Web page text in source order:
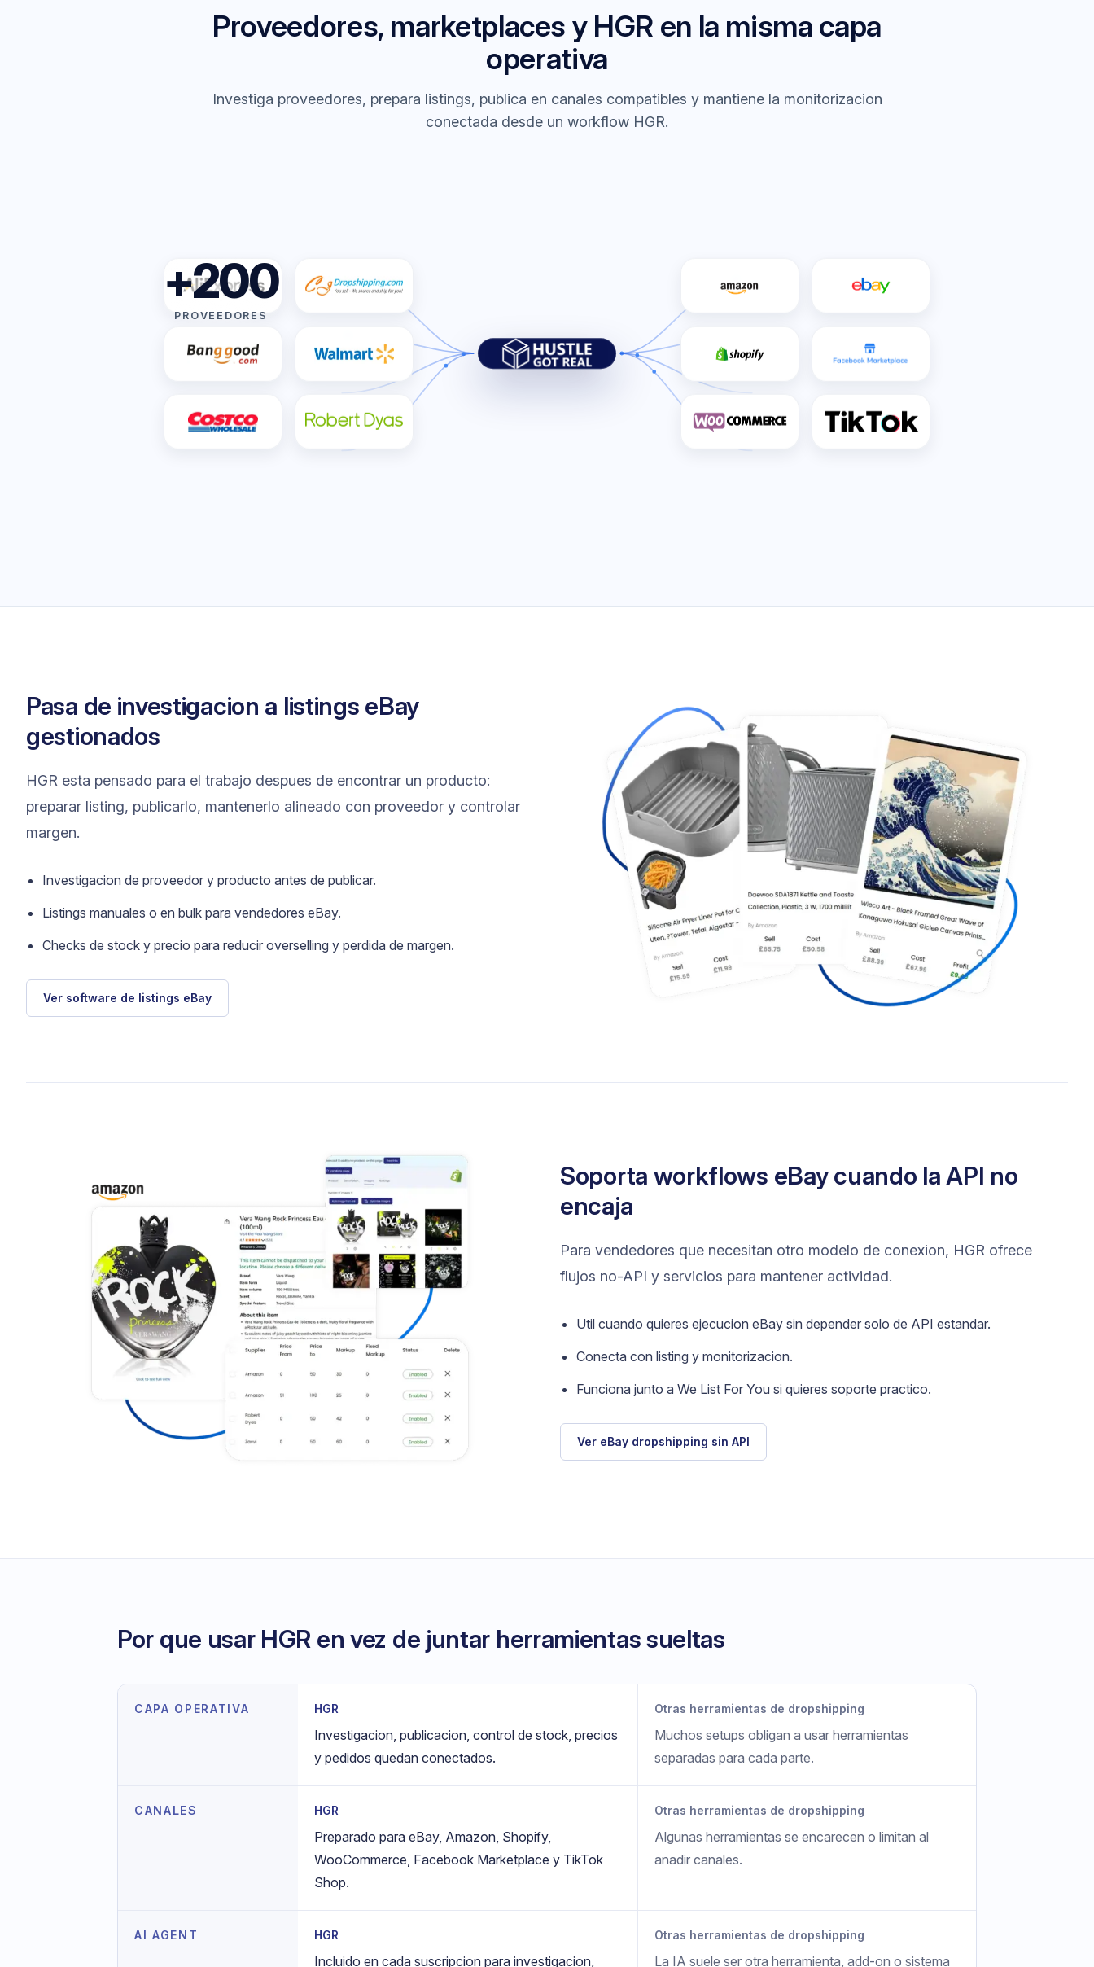
Proveedores, marketplaces y HGR en la misma capa
operativa
Investiga proveedores, prepara listings, publica en canales compatibles y mantiene la monitorizacion
conectada desde un workflow HGR.
+200
PROVEEDORES
Pasa de investigacion a listings eBay
gestionados
HGR esta pensado para el trabajo despues de encontrar un producto:
preparar listing, publicarlo, mantenerlo alineado con proveedor y controlar
margen.
Investigacion de proveedor y producto antes de publicar.
Listings manuales o en bulk para vendedores eBay.
Checks de stock y precio para reducir overselling y perdida de margen.
Ver software de listings eBay
Soporta workflows eBay cuando la API no
encaja
Para vendedores que necesitan otro modelo de conexion, HGR ofrece
flujos no-API y servicios para mantener actividad.
Util cuando quieres ejecucion eBay sin depender solo de API estandar.
Conecta con listing y monitorizacion.
Funciona junto a We List For You si quieres soporte practico.
Ver eBay dropshipping sin API
Por que usar HGR en vez de juntar herramientas sueltas
CAPA OPERATIVA HGR
Investigacion, publicacion, control de stock, precios
y pedidos quedan conectados.
Otras herramientas de dropshipping
Muchos setups obligan a usar herramientas
separadas para cada parte.
CANALES HGR
Preparado para eBay, Amazon, Shopify,
WooCommerce, Facebook Marketplace y TikTok
Shop.
Otras herramientas de dropshipping
Algunas herramientas se encarecen o limitan al
anadir canales.
AI AGENT HGR
Incluido en cada suscripcion para investigacion,
Otras herramientas de dropshipping
La IA suele ser otra herramienta, add-on o sistema